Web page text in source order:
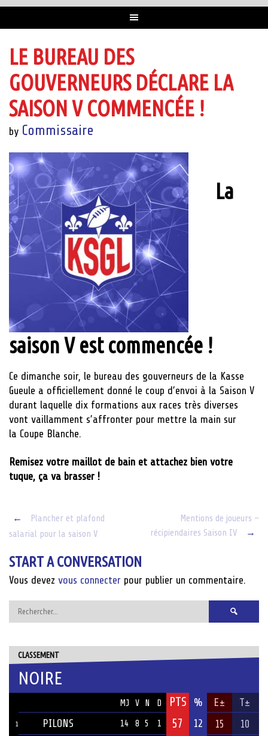
LE BUREAU DES
GOUVERNEURS DÉCLARE LA
SAISON V COMMENCÉE !
by Commissaire
La
saison V est commencée !
Ce dimanche soir, le bureau des gouverneurs de la Kasse
Gueule a officiellement donné le coup d’envoi à la Saison V
durant laquelle dix formations aux races très diverses
vont vaillamment s’affronter pour mettre la main sur
la Coupe Blanche.
Remisez votre maillot de bain et attachez bien votre
tuque, ça va brasser !
Post
←
Plancher et plafond
salarial pour la saison V
Mentions de joueurs –
récipiendaires Saison IV
→
START A CONVERSATION
Vous devez vous connecter pour publier un commentaire.
Rechercher :
CLASSEMENT
NOIRE
MJ V N D PTS % E± T±
1 PILONS 14 8 5 1 57 12 15 10